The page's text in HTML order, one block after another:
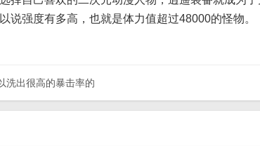
说强度有多高，也就是体力值超过48000的怪物。
洗出很高的暴击率的